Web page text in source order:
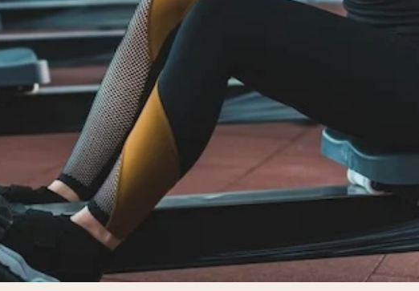
Language:
Comprar Ahora